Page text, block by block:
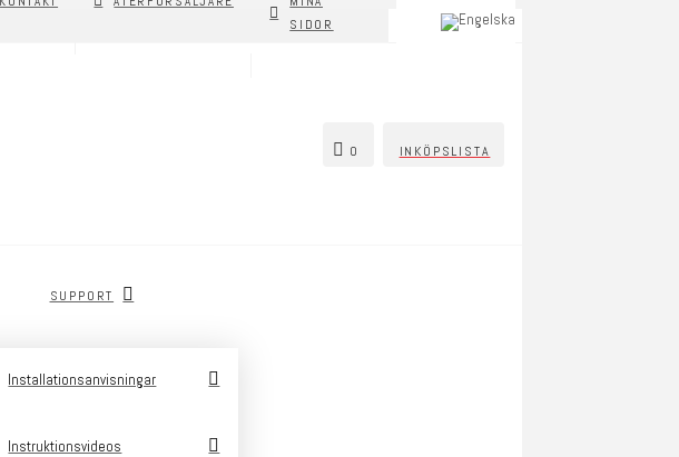
SIDOR
0 INKÖPSLISTA
SUPPORT
Installationsanvisningar
Instruktionsvideos